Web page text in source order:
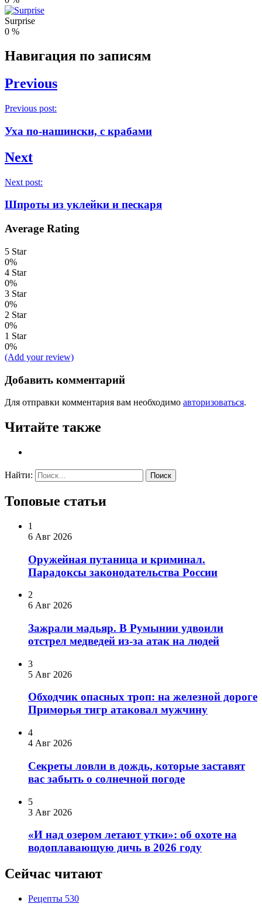
Surprise
0 %
Навигация по записям
Previous
Previous post:
Уха по-нашински, с крабами
Next
Next post:
Шпроты из уклейки и пескаря
Average Rating
5 Star
0%
4 Star
0%
3 Star
0%
2 Star
0%
1 Star
0%
(Add your review)
Добавить комментарий
Для отправки комментария вам необходимо авторизоваться.
Читайте также
Найти:
Топовые статьи
1
6 Авг 2026
Оружейная путаница и криминал.
Парадоксы законодательства России
2
6 Авг 2026
Зажрали мадьяр. В Румынии удвоили
отстрел медведей из-за атак на людей
3
5 Авг 2026
Обходчик опасных троп: на железной дороге
Приморья тигр атаковал мужчину
4
4 Авг 2026
Секреты ловли в дождь, которые заставят
вас забыть о солнечной погоде
5
3 Авг 2026
«И над озером летают утки»: об охоте на
водоплавающую дичь в 2026 году
Сейчас читают
Рецепты 530